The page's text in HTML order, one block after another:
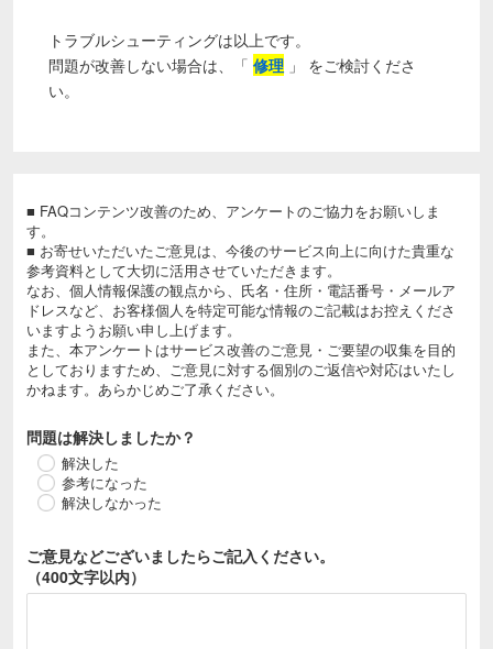
トラブルシューティングは以上です。
問題が改善しない場合は、「 修理 」 をご検討くださ
い。
■ FAQコンテンツ改善のため、アンケートのご協力をお願いしま
す。
■ お寄せいただいたご意見は、今後のサービス向上に向けた貴重な
参考資料として大切に活用させていただきます。
なお、個人情報保護の観点から、氏名・住所・電話番号・メールア
ドレスなど、お客様個人を特定可能な情報のご記載はお控えくださ
いますようお願い申し上げます。
また、本アンケートはサービス改善のご意見・ご要望の収集を目的
としておりますため、ご意見に対する個別のご返信や対応はいたし
かねます。あらかじめご了承ください。
問題は解決しましたか？
解決した
参考になった
解決しなかった
ご意見などございましたらご記入ください。
（400文字以内）